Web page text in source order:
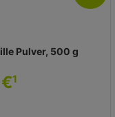
Pulver, 500 g
1